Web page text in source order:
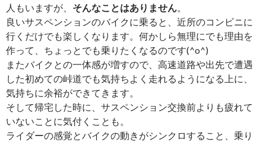
人もいますが、 そんなことはありません。
良いサスペンションのバイクに乗ると、近所のコンビニに
行くだけでも楽しくなります。何かしら無理にでも理由を
作って、ちょっとでも乗りたくなるのです(^o^)
またバイクとの一体感が増すので、高速道路や出先で遭遇
した初めての峠道でも気持ちよく走れるようになる上に、
気持ちに余裕ができてきます。
そして帰宅した時に、サスペンション交換前よりも疲れて
いないことに気付くことも。
ライダーの感覚とバイクの動きがシンクロすること、乗り